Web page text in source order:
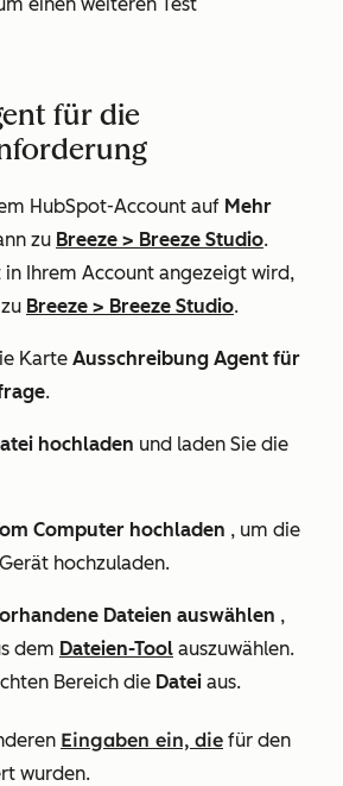
für die
HubSpot-Account auf Mehr
zu Breeze > Breeze Studio.
in Ihrem Account angezeigt wird,
Breeze > Breeze Studio.
Karte Ausschreibung Agent für
.
hochladen und laden Sie die
Computer hochladen , um die
hochzuladen.
Dateien auswählen ,
dem Dateien-Tool auszuwählen.
Bereich die Datei aus.
Eingaben ein, die für den
wurden.